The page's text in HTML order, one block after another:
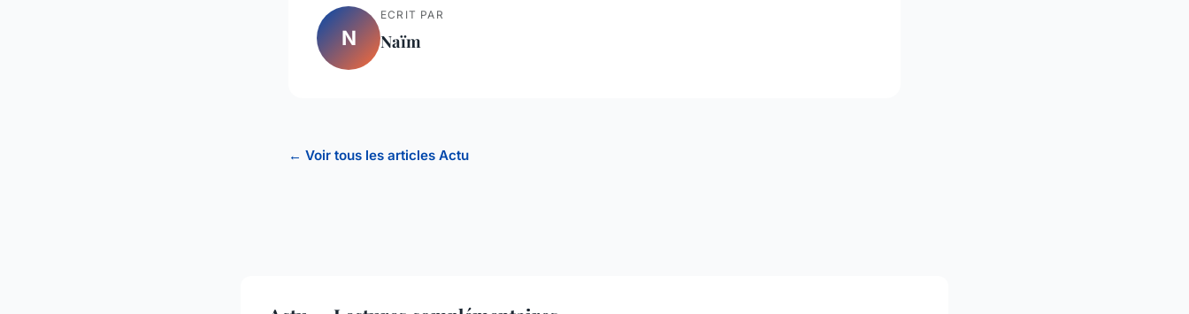
N
ECRIT PAR
Naïm
← Voir tous les articles Actu